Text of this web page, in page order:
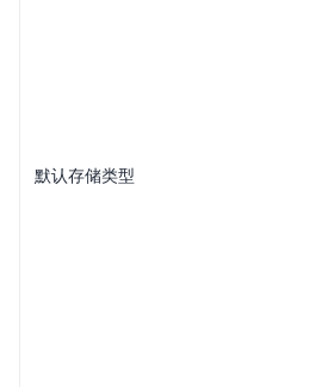
默认存储类型